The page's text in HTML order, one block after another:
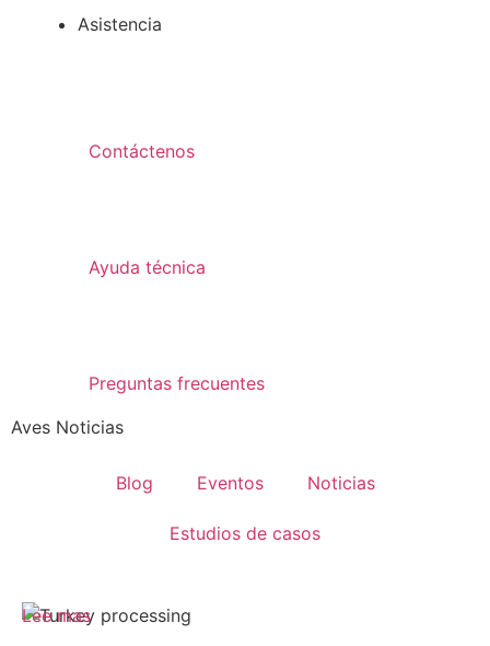
Asistencia
Contáctenos
Ayuda técnica
Preguntas frecuentes
Aves Noticias
Blog Eventos Noticias
Estudios de casos
Lee mas